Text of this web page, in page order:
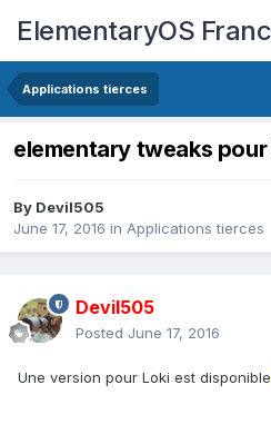
ElementaryOS
Applications tierces
elementary tweaks pour
By Devil505
June 17, 2016 in Applications tierces
Devil505
Posted June 17, 2016
Une version pour Loki est disponible